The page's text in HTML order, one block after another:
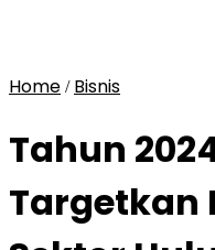
Home / Bisnis
Tahun
Targetkan